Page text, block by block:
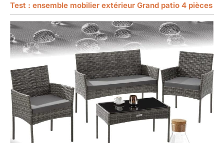
Test : ensemble mobilier extérieur Grand patio 4 pièces